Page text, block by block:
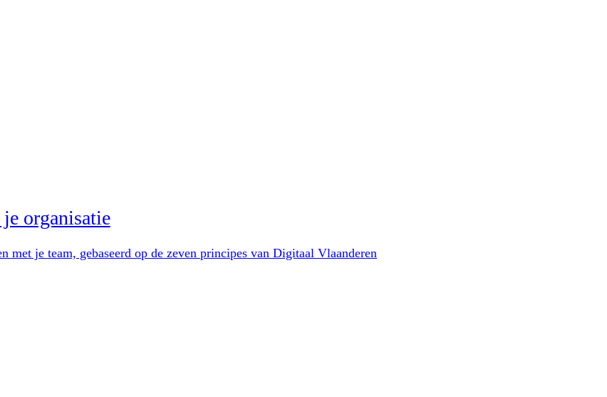
organisatie
je team, gebaseerd op de zeven principes van Digitaal Vlaanderen